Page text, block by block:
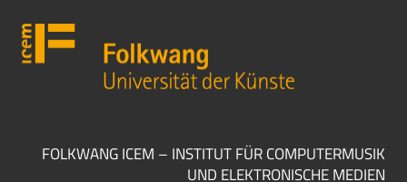
Inhalt
springen
FOLKWANG ICEM – INSTITUT FÜR COMPUTERMUSIK
UND ELEKTRONISCHE MEDIEN
Folkwang
Universität